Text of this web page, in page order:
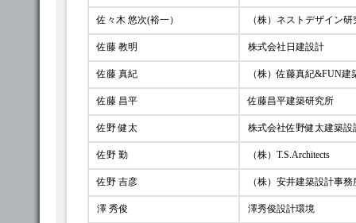
佐々木 悠次(裕一） （株）ネストデザイン
佐藤 教明 株式会社日建設計
佐藤 真紀 （株）佐藤真紀&FUN
佐藤 昌平 佐藤昌平建築研究所
佐野 健太 株式会社佐野健太建築
佐野 勤 （株）T.S.Architects
佐野 吉彦 （株）安井建築設計事
澤 秀俊 澤秀俊設計環境